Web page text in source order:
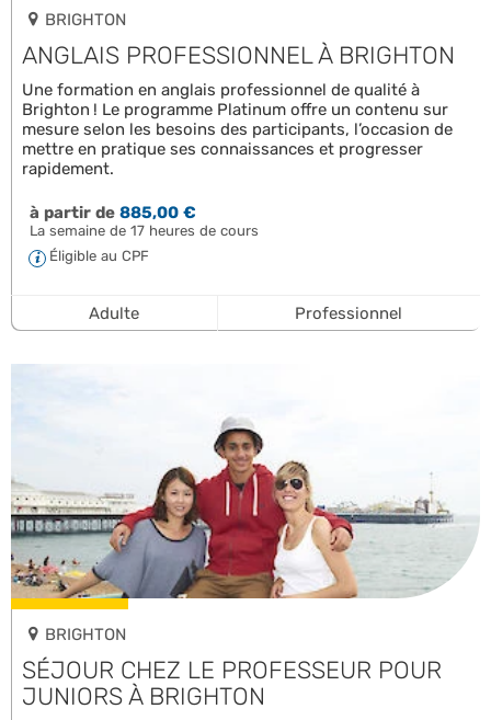
BRIGHTON
ANGLAIS PROFESSIONNEL À BRIGHTON
Une formation en anglais professionnel de qualité à
Brighton ! Le programme Platinum offre un contenu sur
mesure selon les besoins des participants, l’occasion de
mettre en pratique ses connaissances et progresser
rapidement.
à partir de885,00 €
La semaine de 17 heures de cours
Éligible au CPF
Adulte Professionnel
BRIGHTON
SÉJOUR CHEZ LE PROFESSEUR POUR
JUNIORS À BRIGHTON